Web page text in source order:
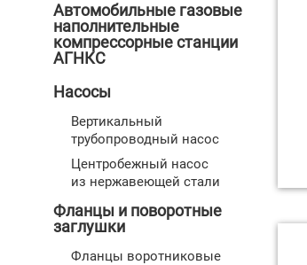
Автомобильные газовые
наполнительные
компрессорные станции
АГНКС
Насосы
Вертикальный
трубопроводный насос
Центробежный насос
из нержавеющей стали
Фланцы и поворотные
заглушки
Фланцы воротниковые